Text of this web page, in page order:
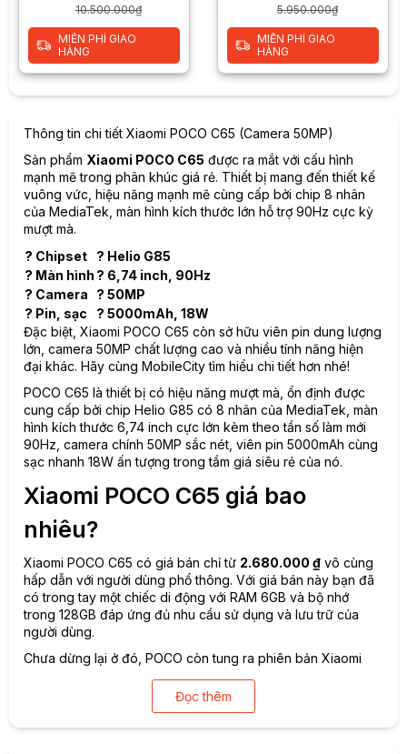
10.500.000₫
MIỄN PHÍ GIAO
HÀNG
5.950.000₫
MIỄN PHÍ GIAO
HÀNG
Thông tin chi tiết Xiaomi POCO C65 (Camera 50MP)
Sản phẩm Xiaomi POCO C65 được ra mắt với cấu hình
mạnh mẽ trong phân khúc giá rẻ. Thiết bị mang đến thiết kế
vuông vức, hiệu năng mạnh mẽ cùng cấp bởi chip 8 nhân
của MediaTek, màn hình kích thước lớn hỗ trợ 90Hz cực kỳ
mượt mà.
? Chipset
? Helio G85
? Màn hình ? 6,74 inch, 90Hz
? Camera
? 50MP
? Pin, sạc
? 5000mAh, 18W
Đặc biệt, Xiaomi POCO C65 còn sở hữu viên pin dung lượng
lớn, camera 50MP chất lượng cao và nhiều tính năng hiện
đại khác. Hãy cùng MobileCity tìm hiểu chi tiết hơn nhé!
POCO C65 là thiết bị có hiệu năng mượt mà, ổn định được
cung cấp bởi chip Helio G85 có 8 nhân của MediaTek, màn
hình kích thước 6,74 inch cực lớn kèm theo tần số làm mới
90Hz, camera chính 50MP sắc nét, viên pin 5000mAh cùng
sạc nhanh 18W ấn tượng trong tầm giá siêu rẻ của nó.
Xiaomi POCO C65 giá bao
nhiêu?
Xiaomi POCO C65 có giá bán chỉ từ 2.680.000 ₫ vô cùng
hấp dẫn với người dùng phổ thông. Với giá bán này bạn đã
có trong tay một chiếc di động với RAM 6GB và bộ nhớ
trong 128GB đáp ứng đủ nhu cầu sử dụng và lưu trữ của
người dùng.
Chưa dừng lại ở đó, POCO còn tung ra phiên bản Xiaomi
món hời, bởi trong tầm giá này các sản phẩm của nhiều hãng
khác chỉ có RAM 4GB cao lắm là 6GB mà thôi.
Đọc thêm